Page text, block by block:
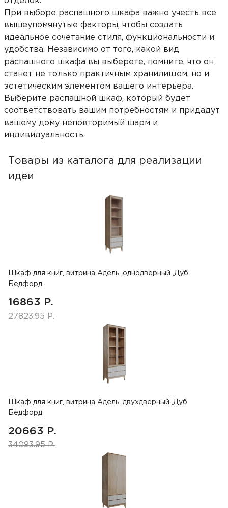
При выборе распашного шкафа важно учесть все
вышеупомянутые факторы, чтобы создать
идеальное сочетание стиля, функциональности и
удобства. Независимо от того, какой вид
распашного шкафа вы выберете, помните, что он
станет не только практичным хранилищем, но и
эстетическим элементом вашего интерьера.
Выберите распашной шкаф, который будет
соответствовать вашим потребностям и придадут
вашему дому неповторимый шарм и
индивидуальность.
Товары из каталога для реализации
идеи
Шкаф для книг, витрина Адель ,однодверный ,Дуб
Бедфорд
16863 Р.
27823.95 Р.
Шкаф для книг, витрина Адель ,двухдверный ,Дуб
Бедфорд
20663 Р.
34093.95 Р.